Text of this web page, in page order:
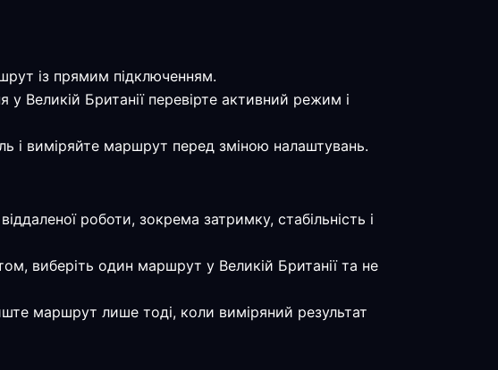
із прямим підключенням.
Великій Британії перевірте активний режим і
і виміряйте маршрут перед зміною налаштувань.
роботи, зокрема затримку, стабільність і
виберіть один маршрут у Великій Британії та не
маршрут лише тоді, коли виміряний результат